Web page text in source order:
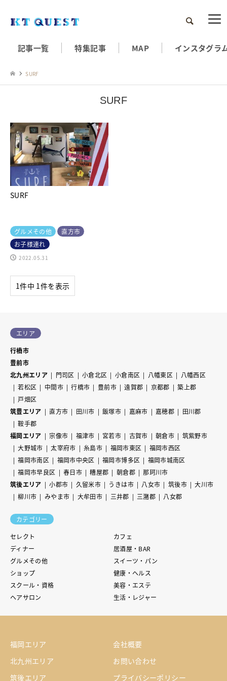
検索
記事一覧 特集記事 MAP インスタグラ
SURF
SURF
SURF
グルメその他
直方市
お子様連れ
2022.05.31
1件中 1件を表示
エリア
行橋市
豊前市
北九州エリア
門司区 小倉北区 小倉南区 八幡東区
八幡西区
若松区
中間市 行橋市 豊前市 遠賀郡 京都郡
築上郡
戸畑区
筑豊エリア
直方市 田川市 飯塚市 嘉麻市 嘉穂郡
田川郡
鞍手郡
福岡エリア
宗像市 福津市 宮若市 古賀市 朝倉市
筑紫野市
大野城市
太宰府市 糸島市 福岡市東区
福岡市西区
福岡市南区
福岡市中央区 福岡市博多区
福岡市城南区
福岡市早良区
春日市 糟屋郡 朝倉郡
那珂川市
筑後エリア
小郡市 久留米市 うきは市 八女市 筑後市
大川市
柳川市
みやま市 大牟田市 三井郡 三潴郡 八女郡
カテゴリー
セレクト
カフェ
ディナー
居酒屋・BAR
グルメその他
スイーツ・パン
ショップ
健康・ヘルス
スクール・資格
美容・エステ
ヘアサロン
生活・レジャー
福岡エリア
北九州エリア
筑後エリア
会社概要
お問い合わせ
プライバシーポリシー